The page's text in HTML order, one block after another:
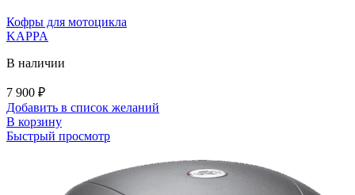
Кофры для мотоцикла
KAPPA
В наличии
7 900 ₽
Добавить в список желаний
В корзину
Быстрый просмотр